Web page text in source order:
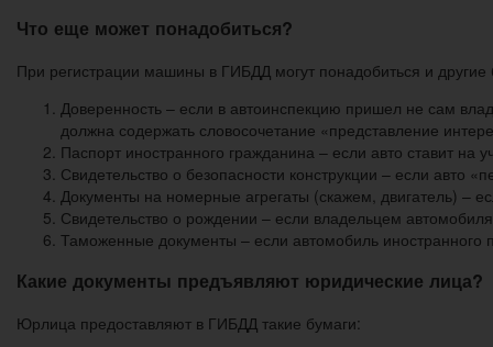
Что еще может понадобиться?
При регистрации машины в ГИБДД могут понадобиться и другие
Доверенность – если в автоинспекцию пришел не сам
должна содержать словосочетание «представление
Паспорт иностранного гражданина – если авто ставит на
Свидетельство о безопасности конструкции – если авто
Документы на номерные агрегаты (скажем, двигатель) –
Свидетельство о рождении – если владельцем
Таможенные документы – если автомобиль иностранного
Какие документы предъявляют юридические лица?
Юрлица предоставляют в ГИБДД такие бумаги: